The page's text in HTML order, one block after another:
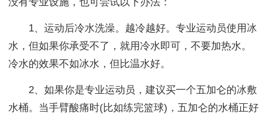
1、运动后冷水洗澡。越冷越好。专业运动员使用冰
水，但如果你承受不了，就用冷水即可，不要加热水。
冷水的效果不如冰水，但比温水好。
2、如果你是专业运动员，建议买一个五加仑的冰敷
水桶。当手臂酸痛时(比如练完篮球)，五加仑的水桶正好